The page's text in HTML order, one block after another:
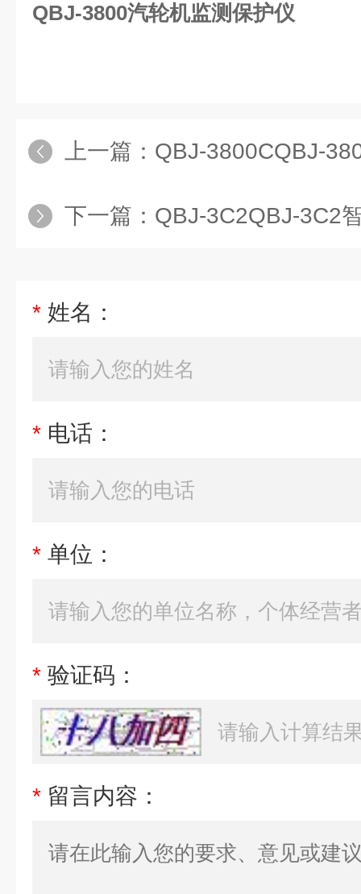
QBJ-3800汽轮机监测保护仪
上一篇： QBJ-3800CQBJ-3800C
下一篇： QBJ-3C2QBJ-3C2
* 姓名：
* 电话：
* 单位：
* 验证码：
* 留言内容：